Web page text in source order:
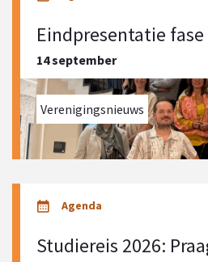
Eindpresentatie
14 september
Verenigingsnieuws
Studiereis 2026: